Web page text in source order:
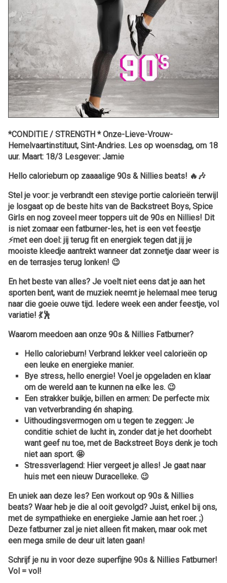
*CONDITIE / STRENGTH * Onze-Lieve-Vrouw-
Hemelvaartinstituut, Sint-Andries. Les op woensdag, om 18
uur. Maart: 18/3 Lesgever: Jamie
Hello calorieburn op zaaaalige 90s & Nillies beats! 🔥🎶
Stel je voor: je verbrandt een stevige portie calorieën terwijl
je losgaat op de beste hits van de Backstreet Boys, Spice
Girls en nog zoveel meer toppers uit de 90s en Nillies! Dit
is niet zomaar een fatburner-les, het is een vet feestje
⚡️met een doel: jij terug fit en energiek tegen dat jij je
mooiste kleedje aantrekt wanneer dat zonnetje daar weer is
en de terrasjes terug lonken! 😉
En het beste van alles? Je voelt niet eens dat je aan het
sporten bent, want de muziek neemt je helemaal mee terug
naar die goeie ouwe tijd. Iedere week een ander feestje, vol
variatie! 💃🕺
Waarom meedoen aan onze 90s & Nillies Fatburner?
Hello calorieburn! Verbrand lekker veel calorieën op
een leuke en energieke manier.
Bye stress, hello energie! Voel je opgeladen en klaar
om de wereld aan te kunnen na elke les. 😉
Een strakker buikje, billen en armen: De perfecte mix
van vetverbranding én shaping.
Uithoudingsvermogen om u tegen te zeggen: Je
conditie schiet de lucht in, zonder dat je het doorhebt
want geef nu toe, met de Backstreet Boys denk je toch
niet aan sport. 🤩
Stressverlagend: Hier vergeet je alles! Je gaat naar
huis met een nieuw Duracelleke. 😉
En uniek aan deze les? Een workout op 90s & Nillies
beats? Waar heb je die al ooit gevolgd? Juist, enkel bij ons,
met de sympathieke en energieke Jamie aan het roer. ;)
Deze fatburner zal je niet alleen fit maken, maar ook met
een mega smile de deur uit laten gaan!
Schrijf je nu in voor deze superfijne 90s & Nillies Fatburner!
Vol = vol!